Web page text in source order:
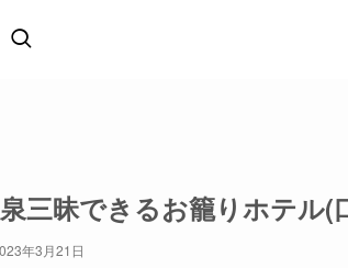
三昧できるお籠りホテル(
年3月21日